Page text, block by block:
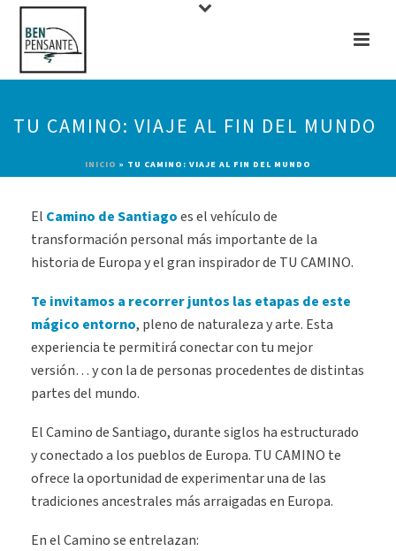
TU CAMINO: VIAJE AL FIN DEL MUNDO
INICIO » TU CAMINO: VIAJE AL FIN DEL MUNDO
El Camino de Santiagoes el vehículo de
transformación personal más importante de la
historia de Europa y el gran inspirador de TU CAMINO.
Te invitamos a recorrer juntos las etapas de este
mágico entorno, pleno de naturaleza y arte. Esta
experiencia te permitirá conectar con tu mejor
versión… y con la de personas procedentes de distintas
partes del mundo.
El Camino de Santiago, durante siglos ha estructurado
y conectado a los pueblos de Europa. TU CAMINO te
ofrece la oportunidad de experimentar una de las
tradiciones ancestrales más arraigadas en Europa.
En el Camino se entrelazan: